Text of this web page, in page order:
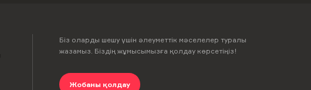
Біз оларды шешу үшін әлеуметтік мәселелер туралы
жазамыз. Біздің жұмысымызға қолдау көрсетіңіз!
Жобаны қолдау